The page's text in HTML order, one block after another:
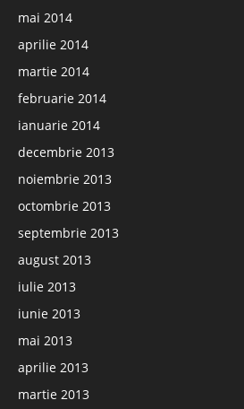
mai 2014
aprilie 2014
martie 2014
februarie 2014
ianuarie 2014
decembrie 2013
noiembrie 2013
octombrie 2013
septembrie 2013
august 2013
iulie 2013
iunie 2013
mai 2013
aprilie 2013
martie 2013